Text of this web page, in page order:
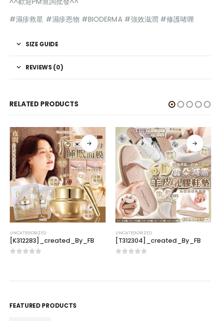
#濕疹救星 #濕疹恩物 #BIODERMA #強效滋潤 #修護啫喱
SIZE GUIDE
REVIEWS (0)
RELATED PRODUCTS
UNCATEGORIZED
[K312283]_created_By_FB
UNCATEGORIZED
[T312304]_created_By_FB
FEATURED PRODUCTS